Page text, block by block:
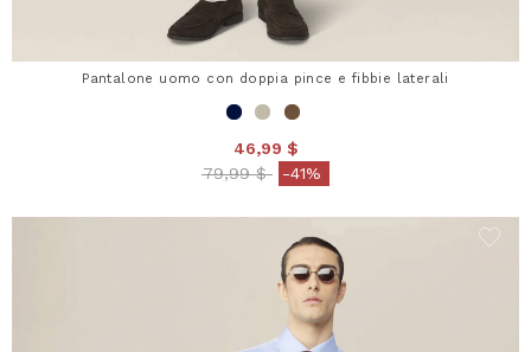
Pantalone uomo con doppia pince e fibbie laterali
46,99 $
Price reduced from
79,99 $to-41%